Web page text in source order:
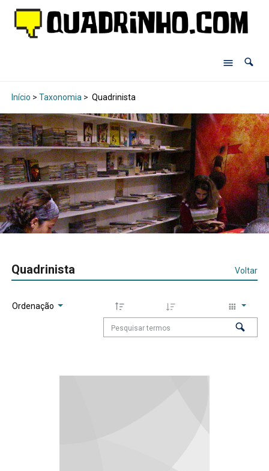
Início > Taxonomia > Quadrinista
Quadrinista Voltar
Ordenação